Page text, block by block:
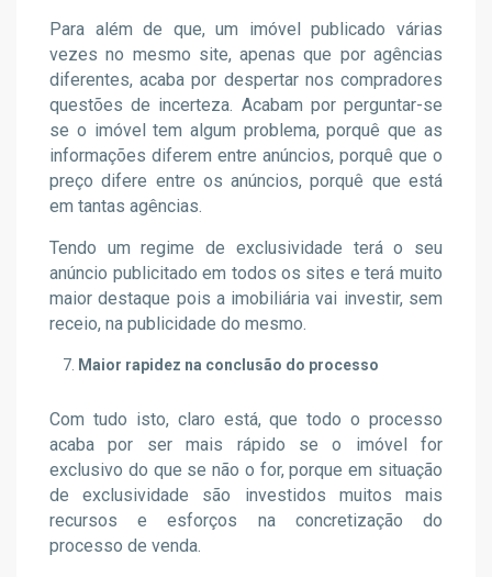
Para além de que, um imóvel publicado várias
vezes no mesmo site, apenas que por agências
diferentes, acaba por despertar nos compradores
questões de incerteza. Acabam por perguntar-se
se o imóvel tem algum problema, porquê que as
informações diferem entre anúncios, porquê que o
preço difere entre os anúncios, porquê que está
em tantas agências.
Tendo um regime de exclusividade terá o seu
anúncio publicitado em todos os sites e terá muito
maior destaque pois a imobiliária vai investir, sem
receio, na publicidade do mesmo.
Maior rapidez na conclusão do processo
Com tudo isto, claro está, que todo o processo
acaba por ser mais rápido se o imóvel for
exclusivo do que se não o for, porque em situação
de exclusividade são investidos muitos mais
recursos e esforços na concretização do
processo de venda.